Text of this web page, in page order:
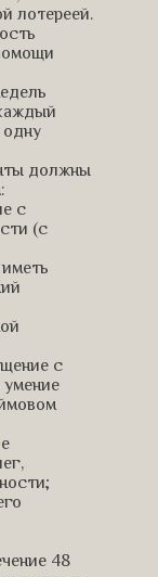
лотереей.
одну
должны
с
(с
с
умение
48